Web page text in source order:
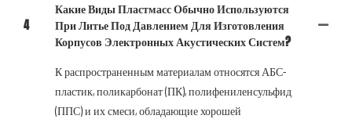
4
Какие Виды Пластмасс Обычно Используются
При Литье Под Давлением Для Изготовления
Корпусов Электронных Акустических Систем?
К распространенным материалам относятся АБС-
пластик, поликарбонат (ПК), полифениленсульфид
(ППС) и их смеси, обладающие хорошей